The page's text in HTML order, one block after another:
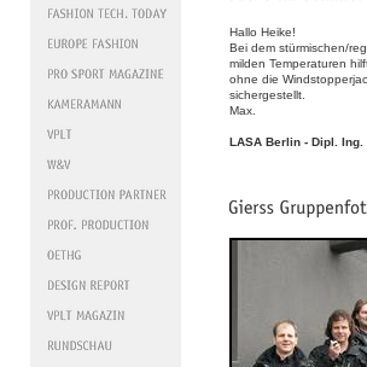
Hallo Heike!
Bei dem stürmischen/
milden Temperaturen
ohne die
sichergestellt.
Max.
LASA Berlin - Dipl. Ing.